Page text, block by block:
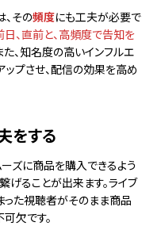
その頻度にも工夫が必要で
、直前と、高頻度で告知を
た、知名度の高いインフルエ
プ​​させ、配信の効果を高め
をする
ズに商品を購入できるよう
げることが出来ます。ライブ
った視聴者がそのまま商品
欠です。